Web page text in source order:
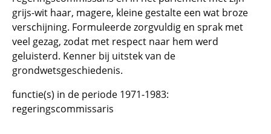
grijs-wit haar, magere, kleine gestalte een wat broze
verschijning. Formuleerde zorgvuldig en sprak met
veel gezag, zodat met respect naar hem werd
geluisterd. Kenner bij uitstek van de
grondwetsgeschiedenis.
functie(s) in de periode 1971-1983:
regeringscommissaris